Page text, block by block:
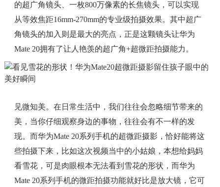
的超广角镜头、一枚800万像素的长焦镜头，可以实现
从等效焦距16mm-270mm的专业级拍摄效果。其中超广
角镜头的加入则是最大的亮点，正是这颗镜头让华为
Mate 20拥有了让人艳羡的超广角+超微距拍摄能力。
见微知美。在日常生活中，我们往往会忽略细节带来的
美，当你仔细观察身边的事物，往往会有不一样的发
现。而华为Mate 20系列手机的超微距摄影，恰好能将这
些拍摄下来，比如这次视频当中的小姑娘，本想给妈妈
看雪花，可是肉眼根本无法看到雪花的形状，而华为
Mate 20系列手机的微距拍摄功能就好比是放大镜，它可